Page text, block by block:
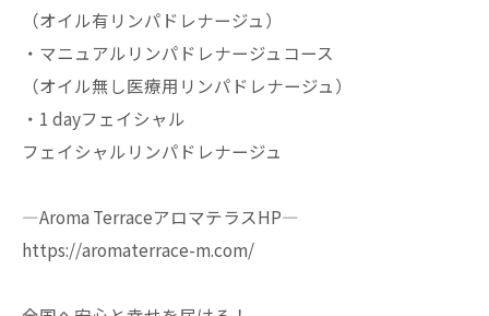
（オイル有リンパドレナージュ）
・マニュアルリンパドレナージュコース
（オイル無し医療用リンパドレナージュ）
・1 dayフェイシャル
フェイシャルリンパドレナージュ
—Aroma TerraceアロマテラスHP—
https://aromaterrace-m.com/